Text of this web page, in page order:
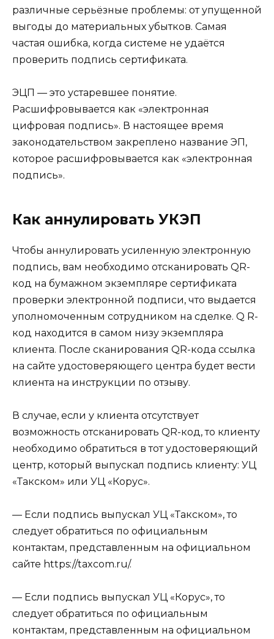
различные серьёзные проблемы: от упущенной
выгоды до материальных убытков. Самая
частая ошибка, когда системе не удаётся
проверить подпись сертификата.
ЭЦП — это устаревшее понятие.
Расшифровывается как «электронная
цифровая подпись». В настоящее время
законодательством закреплено название ЭП,
которое расшифровывается как «электронная
подпись».
Как аннулировать УКЭП
Чтобы аннулировать усиленную электронную
подпись, вам необходимо отсканировать QR-
код на бумажном экземпляре сертификата
проверки электронной подписи, что выдается
уполномоченным сотрудником на сделке. Q R-
код находится в самом низу экземпляра
клиента. После сканирования QR-кода ссылка
на сайте удостоверяющего центра будет вести
клиента на инструкции по отзыву.
В случае, если у клиента отсутствует
возможность отсканировать QR-код, то клиенту
необходимо обратиться в тот удостоверяющий
центр, который выпускал подпись клиенту: УЦ
«Такском» или УЦ «Корус».
— Если подпись выпускал УЦ «Такском», то
следует обратиться по официальным
контактам, представленным на официальном
сайте https://taxcom.ru/.
— Если подпись выпускал УЦ «Корус», то
следует обратиться по официальным
контактам, представленным на официальном